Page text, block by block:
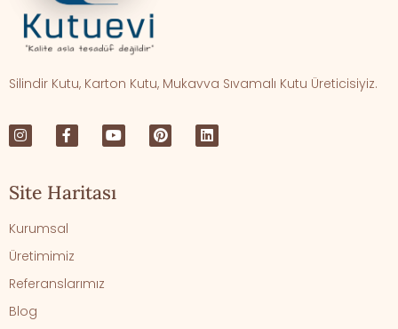
Silindir Kutu, Karton Kutu, Mukavva Sıvamalı Kutu Üreticisiyiz.
Site Haritası
Kurumsal
Üretimimiz
Referanslarımız
Blog